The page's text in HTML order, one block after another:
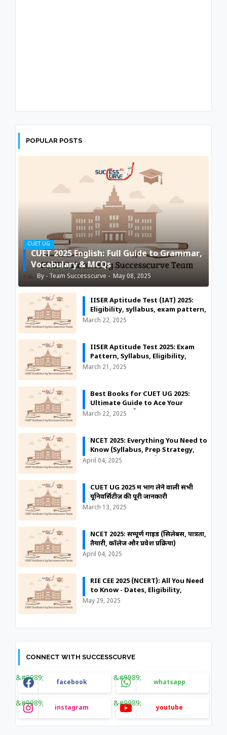
POPULAR POSTS
CUET UG
CUET 2025 English: Full Guide to Grammar,
Vocabulary & MCQs
Team Successcurve May 08, 2025
IISER Aptitude Test (IAT) 2025:
Eligibility, syllabus, exam pattern,
and preparation tips for IISER
March 22, 2025
IISER Aptitude Test 2025: Exam
Pattern, Syllabus, Eligibility,
Application Process & Preparation
March 21, 2025
Best Books for CUET UG 2025:
Ultimate Guide to Ace Your
Preparation 🚀
March 22, 2025
NCET 2025: Everything You Need to
Know (Syllabus, Prep Strategy,
Eligibility, Colleges)
April 04, 2025
CUET UG 2025 में भाग लेने वाली सभी
यूनिवर्सिटीज़ की पूरी जानकारी
March 13, 2025
NCET 2025: सम्पूर्ण गाइड (सिलेबस, पात्रता,
तैयारी, कॉलेज और प्रवेश प्रक्रिया)
April 04, 2025
RIE CEE 2025 (NCERT): All You Need
to Know - Dates, Eligibility,
Courses, Apply Online
May 29, 2025
CONNECT WITH SUCCESSCURVE
facebook whatsapp
instagram youtube